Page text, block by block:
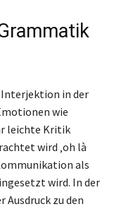
Interjektion in der
wie
leichte Kritik
wird ‚oh là
als
wird. In der
zu den